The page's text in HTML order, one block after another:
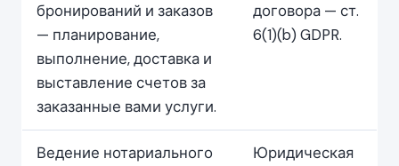
бронирований и заказов
— планирование,
выполнение, доставка и
выставление счетов за
заказанные вами услуги.
договора — ст.
6(1)(b) GDPR.
Ведение нотариального
Юридическая